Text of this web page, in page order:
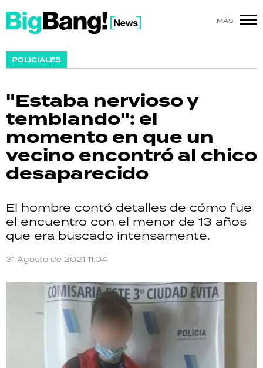
MÁS
POLICIALES
"Estaba nervioso y
temblando": el
momento en que un
vecino encontró al chico
desaparecido
El hombre contó detalles de cómo fue
el encuentro con el menor de 13 años
que era buscado intensamente.
31 Agosto de 2021 11:04
SHOW
ACTUALIDAD
POLICIALES
ECONOMÍA
SALUD
DEPORTES
TECNOLOGÍA
PALABRAS